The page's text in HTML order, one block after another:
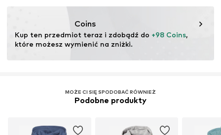
Coins
Kup ten przedmiot teraz i zdobądź do +98 Coins,
które możesz wymienić na zniżki.
MOŻE CI SIĘ SPODOBAĆ RÓWNIEŻ
Podobne produkty